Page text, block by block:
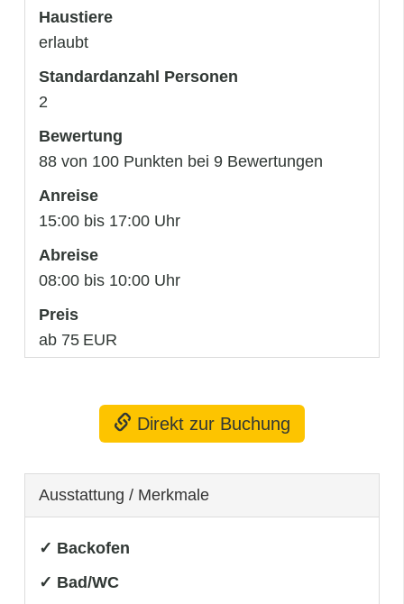
Haustiere
erlaubt
Standardanzahl Personen
2
Bewertung
88 von 100 Punkten bei 9 Bewertungen
Anreise
15:00 bis 17:00 Uhr
Abreise
08:00 bis 10:00 Uhr
Preis
ab 75 EUR
Direkt zur Buchung
Ausstattung / Merkmale
✓ Backofen
✓ Bad/WC